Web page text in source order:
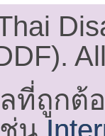
ที่ถูกต้